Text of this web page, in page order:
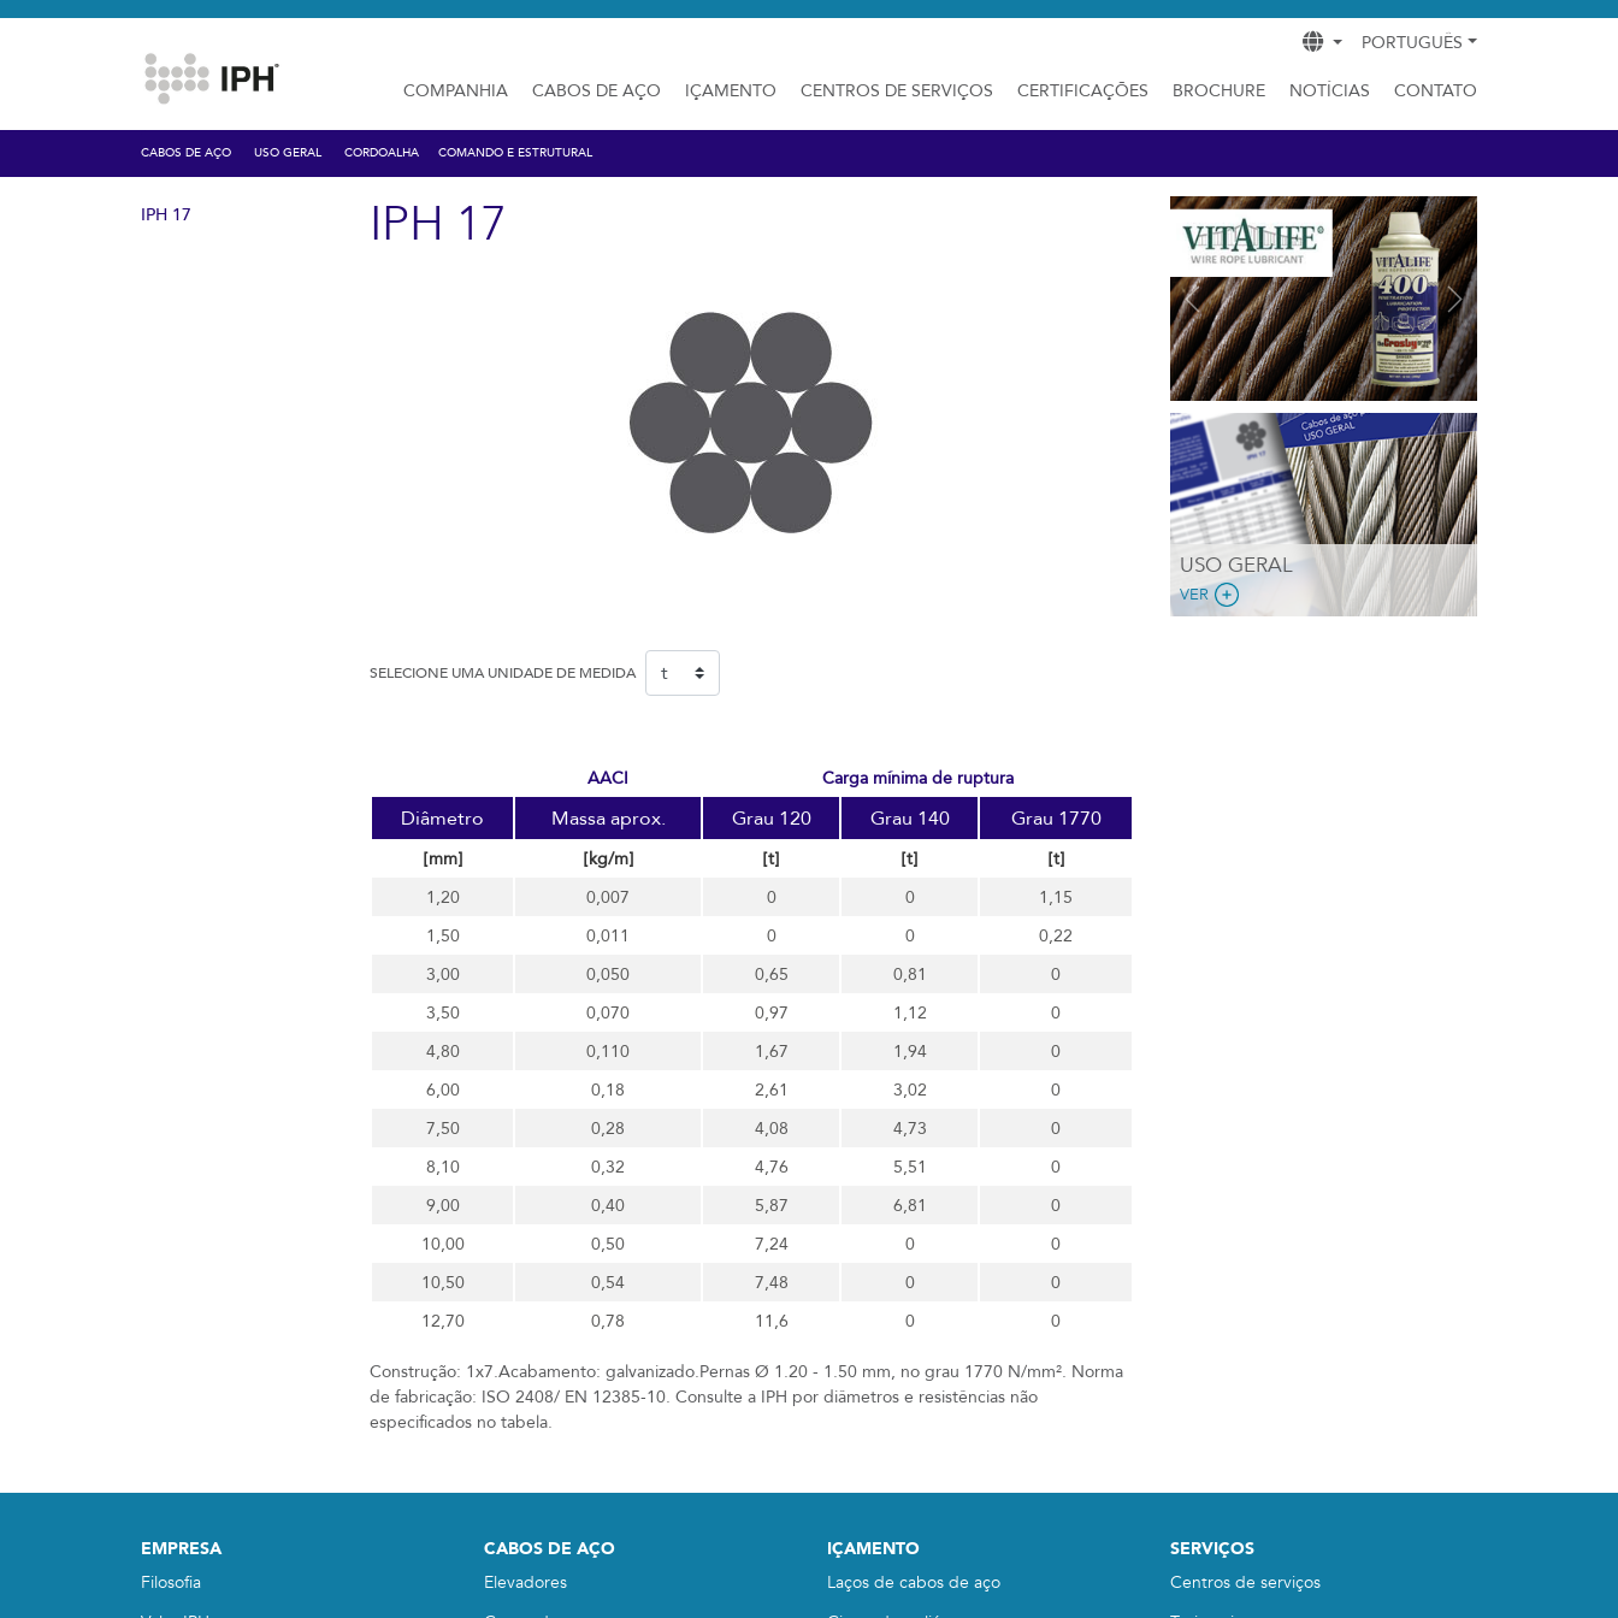
PORTUGUÊS
COMPANHIA CABOS DE AÇO IÇAMENTO CENTROS DE SERVIÇOS CERTIFICAÇÕES BROCHURE NOTÍCIAS CONTATO
CABOS DE AÇO USO GERAL CORDOALHA COMANDO E ESTRUTURAL
IPH 17 IPH 17
SELECIONE UMA UNIDADE DE MEDIDA
AACI carga mínima de ruptura
Diâmetro Massa aprox. Grau 120 Grau 140 Grau 1770
[mm] [kg/m] [t] [t]
[t]
1,20
0,007 0 0
1,15
1,50
0,011 0 0
0,22
3,00
0,050 0,65 0,81
0
3,50
0,070 0,97 1,12
0
4,80
0,110 1,67 1,94
0
6,00
0,18 2,61 3,02
0
7,50
0,28 4,08 4,73
0
8,10
0,32 4,76 5,51
0
9,00
0,40 5,87 6,81
0
10,00
0,50 7,24 0
0
10,50
0,54 7,48 0
0
12,70
0,78 11,6 0 0
Construção: 1x7.Acabamento: galvanizado.Pernas Ø 1.20 - 1.50 mm, no grau 1770 N/mm². Norma
de fabricação: ISO 2408/ EN 12385-10. Consulte a IPH por diâmetros e resistências não
especificados no tabela.
Previous Next
USO GERAL
VER
EMPRESA
Filosofia
CABOS DE AÇO
Elevadores
IÇAMENTO
Laços de cabos de aço
SERVIÇOS
Centros de serviços